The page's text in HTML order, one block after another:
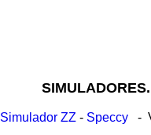
Simulador ZZ - Speccy -